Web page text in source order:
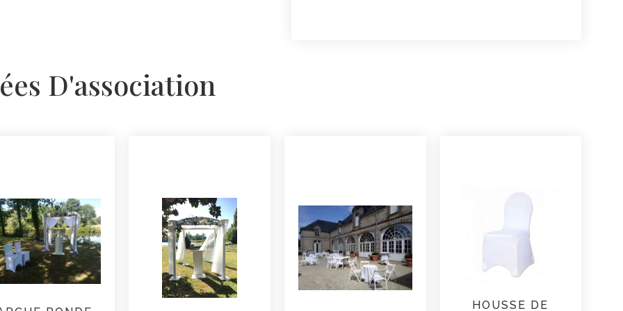
D'association
HOUSSE DE